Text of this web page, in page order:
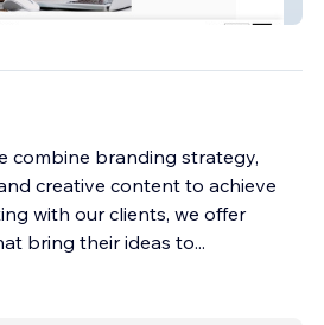
combine branding strategy,
creative content to achieve
with our clients, we offer
bring their ideas to...